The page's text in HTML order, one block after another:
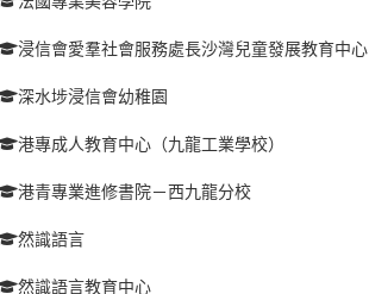
浸信會愛羣社會服務處長沙灣兒童發展教育中心
深水埗浸信會幼稚園
港專成人教育中心（九龍工業學校）
港青專業進修書院－西九龍分校
然識語言
然識語言教育中心